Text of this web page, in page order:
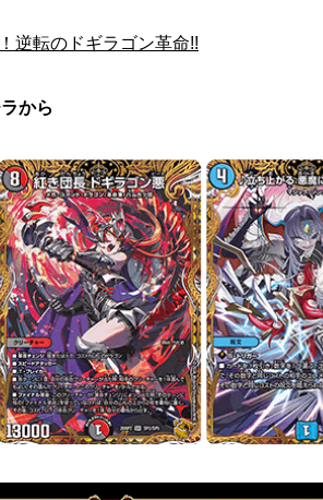
逆転のドギラゴン革命!!
から